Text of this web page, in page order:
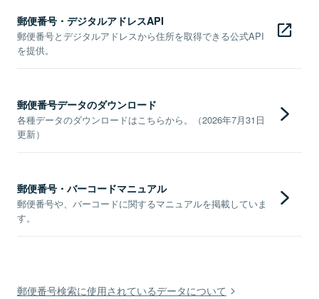
郵便番号・デジタルアドレスAPI
郵便番号とデジタルアドレスから住所を取得できる公式API
を提供。
郵便番号データのダウンロード
各種データのダウンロードはこちらから。（2026年7月31日
更新）
郵便番号・バーコードマニュアル
郵便番号や、バーコードに関するマニュアルを掲載していま
す。
郵便番号検索に使用されているデータについて